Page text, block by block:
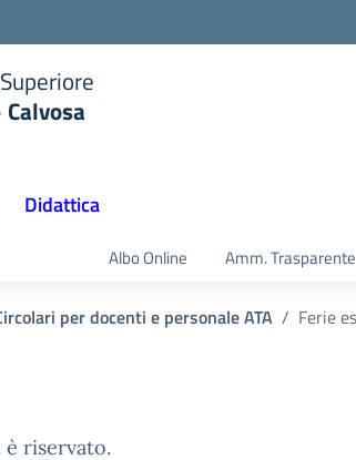
Didattica
Albo Online Amm. Trasparente
per docenti e personale ATA Ferie
riservato.